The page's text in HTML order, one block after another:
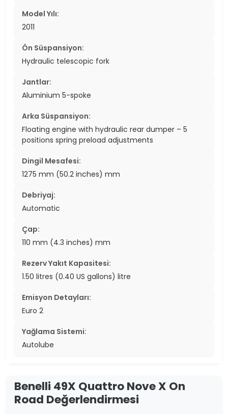
Model Yılı:
2011
Ön Süspansiyon:
Hydraulic telescopic fork
Jantlar:
Aluminium 5-spoke
Arka Süspansiyon:
Floating engine with hydraulic rear dumper – 5
positions spring preload adjustments
Dingil Mesafesi:
1275 mm (50.2 inches) mm
Debriyaj:
Automatic
Çap:
110 mm (4.3 inches) mm
Rezerv Yakıt Kapasitesi:
1.50 litres (0.40 US gallons) litre
Emisyon Detayları:
Euro 2
Yağlama Sistemi:
Autolube
Benelli 49X Quattro Nove X On
Road Değerlendirmesi